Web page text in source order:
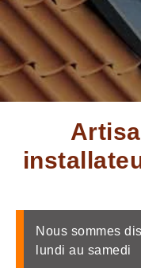
Nous sommes
lundi au samedi